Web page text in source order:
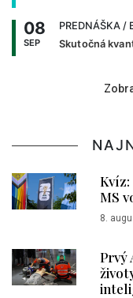
08
SEP
PREDNÁŠKA /
Skutočná
Kvíz:
MS
8.
Prvý